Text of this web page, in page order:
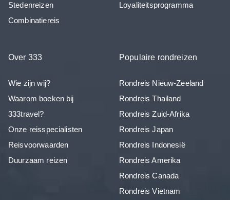
Stedenreizen
Combinatiereis
Loyaliteitsprogramma
Over 333
Wie zijn wij?
Waarom boeken bij
333travel?
Onze reisspecialisten
Reisvoorwaarden
Duurzaam reizen
Populaire rondreizen
Rondreis Nieuw-Zeeland
Rondreis Thailand
Rondreis Zuid-Afrika
Rondreis Japan
Rondreis Indonesië
Rondreis Amerika
Rondreis Canada
Rondreis Vietnam